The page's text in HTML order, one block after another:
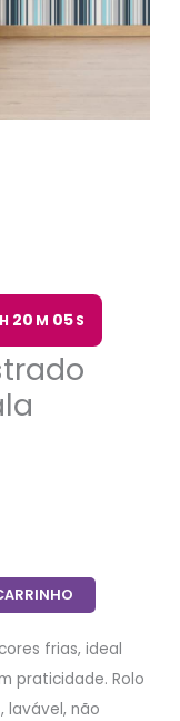
H 20 M 05S
frias, ideal
praticidade. Rolo
lavável, não